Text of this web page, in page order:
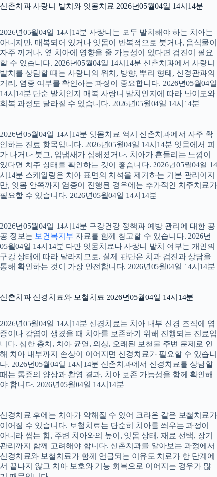
신촌치과 사랑니 발치와 잇몸치료 2026년05월04일 14시14분
2026년05월04일 14시14분 사랑니는 모두 발치해야 하는 치아는
아니지만, 매복되어 있거나 잇몸이 반복적으로 붓거나, 음식물이
자주 끼거나, 옆 치아에 영향을 줄 가능성이 있다면 검진이 필요
할 수 있습니다. 2026년05월04일 14시14분 신촌치과에서 사랑니
발치를 상담할 때는 사랑니의 위치, 방향, 뿌리 형태, 신경관과의
거리, 염증 여부를 확인하는 과정이 중요합니다. 2026년05월04일
14시14분 단순 발치인지 매복 사랑니 발치인지에 따라 난이도와
회복 과정도 달라질 수 있습니다. 2026년05월04일 14시14분
2026년05월04일 14시14분 잇몸치료 역시 신촌치과에서 자주 확
인하는 진료 항목입니다. 2026년05월04일 14시14분 잇몸에서 피
가 나거나 붓고, 입냄새가 심해졌거나, 치아가 흔들리는 느낌이
있다면 치주 상태를 확인하는 것이 좋습니다. 2026년05월04일 14
시14분 스케일링은 치아 표면의 치석을 제거하는 기본 관리이지
만, 잇몸 안쪽까지 염증이 진행된 경우에는 추가적인 치주치료가
필요할 수 있습니다. 2026년05월04일 14시14분
2026년05월04일 14시14분 구강건강 정책과 예방 관리에 대한 공
공 정보는 보건복지부 자료를 함께 참고할 수 있습니다. 2026년
05월04일 14시14분 다만 잇몸치료나 사랑니 발치 여부는 개인의
구강 상태에 따라 달라지므로, 실제 판단은 치과 검진과 상담을
통해 확인하는 것이 가장 안전합니다. 2026년05월04일 14시14분
신촌치과 신경치료와 보철치료 2026년05월04일 14시14분
2026년05월04일 14시14분 신경치료는 치아 내부 신경 조직에 염
증이나 감염이 생겼을 때 치아를 보존하기 위해 진행되는 진료입
니다. 심한 충치, 치아 균열, 외상, 오래된 보철물 주변 문제로 인
해 치아 내부까지 손상이 이어지면 신경치료가 필요할 수 있습니
다. 2026년05월04일 14시14분 신촌치과에서 신경치료를 상담할
때는 통증의 양상과 촬영 결과, 치아 보존 가능성을 함께 확인해
야 합니다. 2026년05월04일 14시14분
신경치료 후에는 치아가 약해질 수 있어 크라운 같은 보철치료가
이어질 수 있습니다. 보철치료는 단순히 치아를 씌우는 과정이
아니라 씹는 힘, 주변 치아와의 높이, 잇몸 상태, 재료 선택, 장기
관리까지 함께 고려해야 합니다. 신촌치과를 알아보는 과정에서
신경치료와 보철치료가 함께 언급되는 이유도 치료가 한 단계에
서 끝나지 않고 치아 보호와 기능 회복으로 이어지는 경우가 많